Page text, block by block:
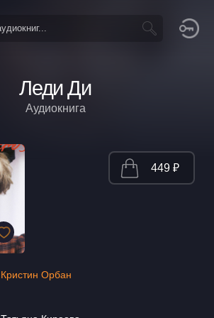
Леди Ди
Аудиокнига
Кристин Орбан
449 ₽